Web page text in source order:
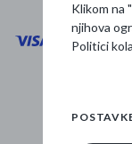
Klikom na
njihova
Politici